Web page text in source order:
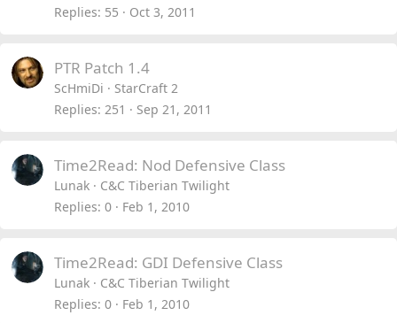
Replies 55 Oct 3, 2011
PTR Patch 1.4
ScHmiDi
StarCraft 2
Replies 251 Sep 21, 2011
Time2Read: Nod Defensive Class
Lunak
C&C Tiberian Twilight
Replies 0 Feb 1, 2010
Time2Read: GDI Defensive Class
Lunak
C&C Tiberian Twilight
Replies 0 Feb 1, 2010